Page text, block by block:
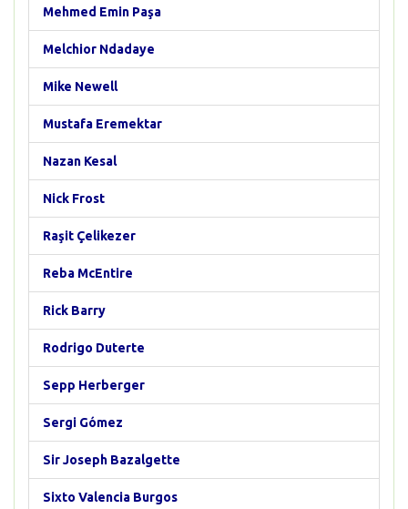
Mehmed Emin Paşa
Melchior Ndadaye
Mike Newell
Mustafa Eremektar
Nazan Kesal
Nick Frost
Raşit Çelikezer
Reba McEntire
Rick Barry
Rodrigo Duterte
Sepp Herberger
Sergi Gómez
Sir Joseph Bazalgette
Sixto Valencia Burgos